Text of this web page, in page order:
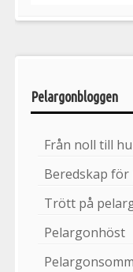
Pelargonbloggen
Från noll till
Beredskap
Trött på
Pelargonhöst